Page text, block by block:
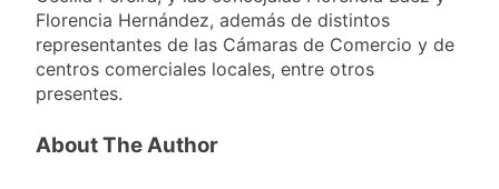
Florencia Hernández, además de distintos
representantes de las Cámaras de Comercio y de
centros comerciales locales, entre otros
presentes.
About The Author